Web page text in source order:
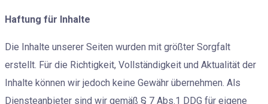
Haftung für Inhalte
Die Inhalte unserer Seiten wurden mit größter Sorgfalt
erstellt. Für die Richtigkeit, Vollständigkeit und Aktualität der
Inhalte können wir jedoch keine Gewähr übernehmen. Als
Diensteanbieter sind wir gemäß § 7 Abs.1 DDG für eigene